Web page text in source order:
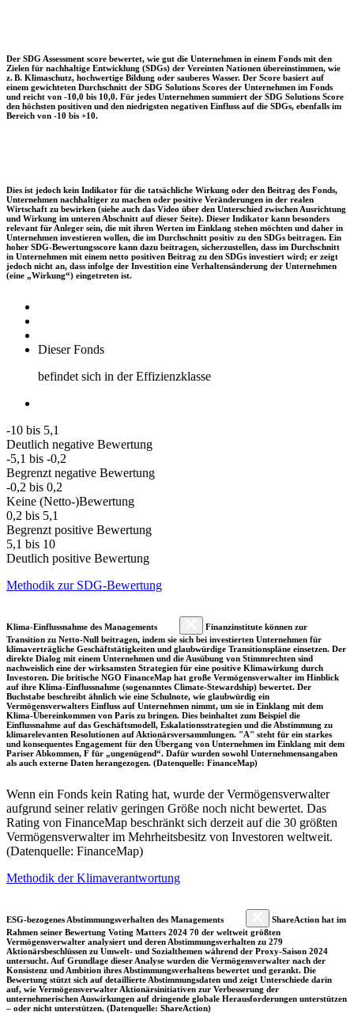
Der SDG Assessment score bewertet, wie gut die Unternehmen in einem Fonds mit den
Zielen für nachhaltige Entwicklung (SDGs) der Vereinten Nationen übereinstimmen, wie
z. B. Klimaschutz, hochwertige Bildung oder sauberes Wasser. Der Score basiert auf
einem gewichteten Durchschnitt der SDG Solutions Scores der Unternehmen im Fonds
und reicht von -10,0 bis 10,0. Für jedes Unternehmen summiert der SDG Solutions Score
den höchsten positiven und den niedrigsten negativen Einfluss auf die SDGs, ebenfalls im
Bereich von -10 bis +10.
Dies ist jedoch kein Indikator für die tatsächliche Wirkung oder den Beitrag des Fonds,
Unternehmen nachhaltiger zu machen oder positive Veränderungen in der realen
Wirtschaft zu bewirken (siehe auch das Video über den Unterschied zwischen Ausrichtung
und Wirkung im unteren Abschnitt auf dieser Seite). Dieser Indikator kann besonders
relevant für Anleger sein, die mit ihren Werten im Einklang stehen möchten und daher in
Unternehmen investieren wollen, die im Durchschnitt positiv zu den SDGs beitragen. Ein
hoher SDG-Bewertungsscore kann dazu beitragen, sicherzustellen, dass im Durchschnitt
in Unternehmen mit einem netto positiven Beitrag zu den SDGs investiert wird; er zeigt
jedoch nicht an, dass infolge der Investition eine Verhaltensänderung der Unternehmen
(eine „Wirkung“) eingetreten ist.
Dieser Fonds
befindet sich in der Effizienzklasse
-10 bis 5,1
Deutlich negative Bewertung
-5,1 bis -0,2
Begrenzt negative Bewertung
-0,2 bis 0,2
Keine (Netto-)Bewertung
0,2 bis 5,1
Begrenzt positive Bewertung
5,1 bis 10
Deutlich positive Bewertung
Methodik zur SDG-Bewertung
Klima-Einflussnahme des Managements
Finanzinstitute können zur
Transition zu Netto-Null beitragen, indem sie sich bei investierten Unternehmen für
klimaverträgliche Geschäftstätigkeiten und glaubwürdige Transitionspläne einsetzen. Der
direkte Dialog mit einem Unternehmen und die Ausübung von Stimmrechten sind
nachweislich eine der wirksamsten Strategien für eine positive Klimawirkung durch
Investoren. Die britische NGO FinanceMap hat große Vermögensverwalter im Hinblick
auf ihre Klima-Einflussnahme (sogenanntes Climate-Stewardship) bewertet. Der
Buchstabe beschreibt ähnlich wie eine Schulnote, wie glaubwürdig ein
Vermögensverwalters Einfluss auf Unternehmen nimmt, um sie in Einklang mit dem
Klima-Übereinkommen von Paris zu bringen. Dies beinhaltet zum Beispiel die
Einflussnahme auf das Geschäftsmodell, Eskalationsstrategien und die Abstimmung zu
klimarelevanten Resolutionen auf Aktionärsversammlungen. "A" steht für ein starkes
und konsequentes Engagement für den Übergang von Unternehmen im Einklang mit dem
Pariser Abkommen, F für „ungenügend“. Dafür wurden sowohl Unternehmensangaben
als auch externe Daten herangezogen. (Datenquelle: FinanceMap)
Wenn ein Fonds kein Rating hat, wurde der Vermögensverwalter
aufgrund seiner relativ geringen Größe noch nicht bewertet. Das
Rating von FinanceMap beschränkt sich derzeit auf die 30 größten
Vermögensverwalter im Mehrheitsbesitz von Investoren weltweit.
(Datenquelle: FinanceMap)
Methodik der Klimaverantwortung
ESG-bezogenes Abstimmungsverhalten des Managements
ShareAction hat im
Rahmen seiner Bewertung Voting Matters 2024 70 der weltweit größten
Vermögensverwalter analysiert und deren Abstimmungsverhalten zu 279
Aktionärsbeschlüssen zu Umwelt- und Sozialthemen während der Proxy-Saison 2024
untersucht. Auf Grundlage dieser Analyse wurden die Vermögensverwalter nach der
Konsistenz und Ambition ihres Abstimmungsverhaltens bewertet und gerankt. Die
Bewertung stützt sich auf detaillierte Abstimmungsdaten und zeigt Unterschiede darin
auf, wie Vermögensverwalter Aktionärsinitiativen zur Verbesserung der
unternehmerischen Auswirkungen auf dringende globale Herausforderungen unterstützen
– oder nicht unterstützen. (Datenquelle: ShareAction)